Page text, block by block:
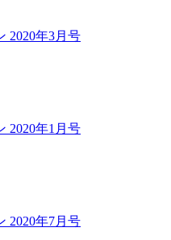
2020年3月号
2020年1月号
2020年7月号